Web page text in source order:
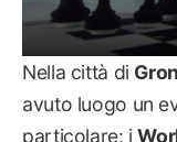
Nella città di
avuto luogo un
particolare: i